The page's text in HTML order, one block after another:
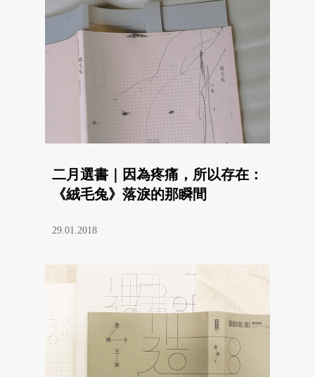
二月選書｜因為疼痛，所以存在：
《絨毛兔》落淚的那瞬間
29.01.2018